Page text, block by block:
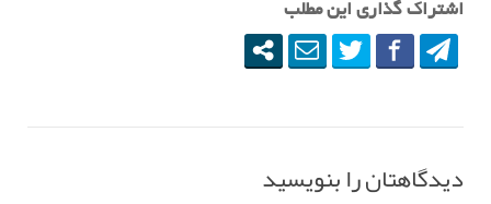
اشتراک گذاری این مطلب
دیدگاهتان را بنویسید